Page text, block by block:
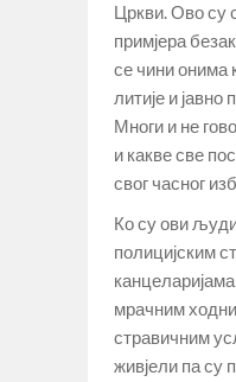
Цркви. Ово су
примјера
се чини онима
литије и јавно
Многи и не
и какве све
свог часног
Ко су ови људи
полицијским
мрачним
стравичним
живјели па су